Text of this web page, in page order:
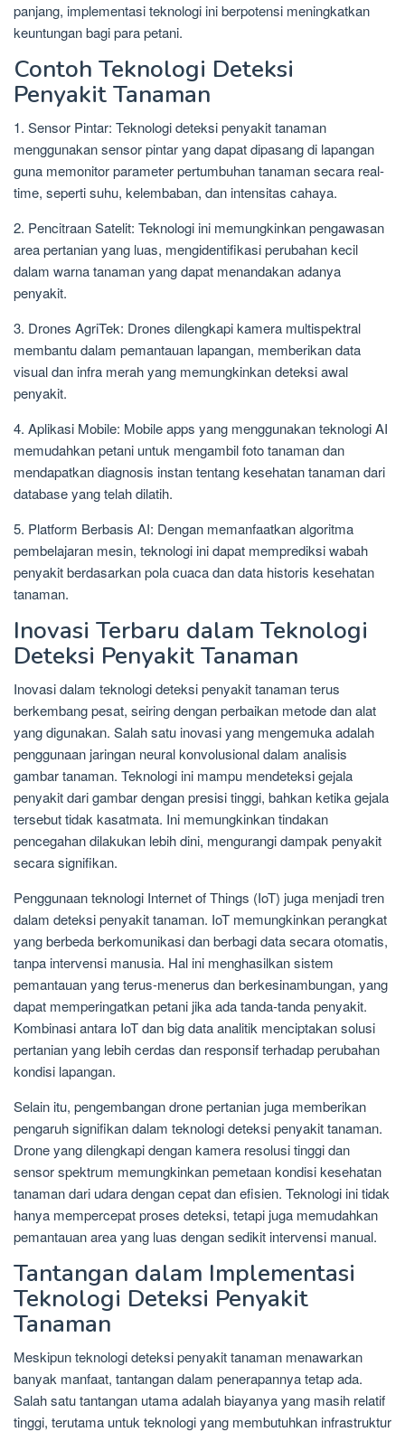
panjang, implementasi teknologi ini berpotensi meningkatkan
keuntungan bagi para petani.
Contoh Teknologi Deteksi
Penyakit Tanaman
1. Sensor Pintar: Teknologi deteksi penyakit tanaman
menggunakan sensor pintar yang dapat dipasang di lapangan
guna memonitor parameter pertumbuhan tanaman secara real-
time, seperti suhu, kelembaban, dan intensitas cahaya.
2. Pencitraan Satelit: Teknologi ini memungkinkan pengawasan
area pertanian yang luas, mengidentifikasi perubahan kecil
dalam warna tanaman yang dapat menandakan adanya
penyakit.
3. Drones AgriTek: Drones dilengkapi kamera multispektral
membantu dalam pemantauan lapangan, memberikan data
visual dan infra merah yang memungkinkan deteksi awal
penyakit.
4. Aplikasi Mobile: Mobile apps yang menggunakan teknologi AI
memudahkan petani untuk mengambil foto tanaman dan
mendapatkan diagnosis instan tentang kesehatan tanaman dari
database yang telah dilatih.
5. Platform Berbasis AI: Dengan memanfaatkan algoritma
pembelajaran mesin, teknologi ini dapat memprediksi wabah
penyakit berdasarkan pola cuaca dan data historis kesehatan
tanaman.
Inovasi Terbaru dalam Teknologi
Deteksi Penyakit Tanaman
Inovasi dalam teknologi deteksi penyakit tanaman terus
berkembang pesat, seiring dengan perbaikan metode dan alat
yang digunakan. Salah satu inovasi yang mengemuka adalah
penggunaan jaringan neural konvolusional dalam analisis
gambar tanaman. Teknologi ini mampu mendeteksi gejala
penyakit dari gambar dengan presisi tinggi, bahkan ketika gejala
tersebut tidak kasatmata. Ini memungkinkan tindakan
pencegahan dilakukan lebih dini, mengurangi dampak penyakit
secara signifikan.
Penggunaan teknologi Internet of Things (IoT) juga menjadi tren
dalam deteksi penyakit tanaman. IoT memungkinkan perangkat
yang berbeda berkomunikasi dan berbagi data secara otomatis,
tanpa intervensi manusia. Hal ini menghasilkan sistem
pemantauan yang terus-menerus dan berkesinambungan, yang
dapat memperingatkan petani jika ada tanda-tanda penyakit.
Kombinasi antara IoT dan big data analitik menciptakan solusi
pertanian yang lebih cerdas dan responsif terhadap perubahan
kondisi lapangan.
Selain itu, pengembangan drone pertanian juga memberikan
pengaruh signifikan dalam teknologi deteksi penyakit tanaman.
Drone yang dilengkapi dengan kamera resolusi tinggi dan
sensor spektrum memungkinkan pemetaan kondisi kesehatan
tanaman dari udara dengan cepat dan efisien. Teknologi ini tidak
hanya mempercepat proses deteksi, tetapi juga memudahkan
pemantauan area yang luas dengan sedikit intervensi manual.
Tantangan dalam Implementasi
Teknologi Deteksi Penyakit
Tanaman
Meskipun teknologi deteksi penyakit tanaman menawarkan
banyak manfaat, tantangan dalam penerapannya tetap ada.
Salah satu tantangan utama adalah biayanya yang masih relatif
tinggi, terutama untuk teknologi yang membutuhkan infrastruktur